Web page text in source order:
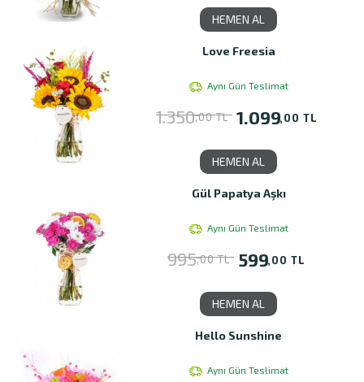
HEMEN AL
Love Freesia
Aynı Gün Teslimat
1.350,00 TL 1.099,00 TL
HEMEN AL
Gül Papatya Aşkı
Aynı Gün Teslimat
995,00 TL 599,00 TL
HEMEN AL
Hello Sunshine
Aynı Gün Teslimat